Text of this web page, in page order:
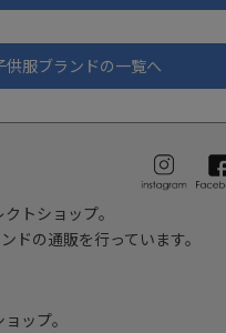
供服ブランドの一覧へ
トショップ。
ドの通販を行っています。
ップ。